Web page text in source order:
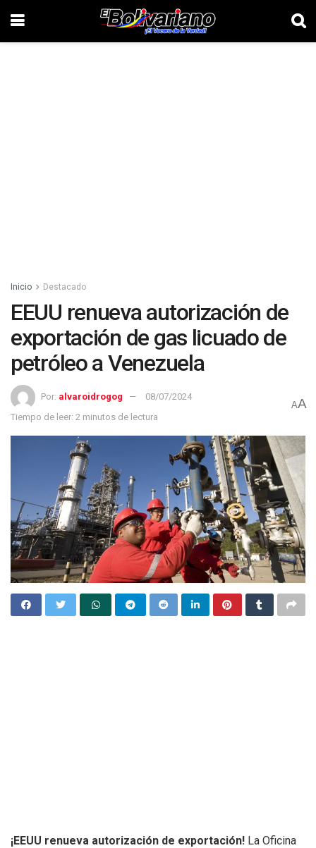
Inicio Destacado
EEUU renueva autorización de
exportación de gas licuado de
petróleo a Venezuela
Por: alvaroidrogog
08/07/2024
Tiempo de leer: 2 minutos de lectura
AA
¡EEUU renueva autorización de exportación! La Oficina